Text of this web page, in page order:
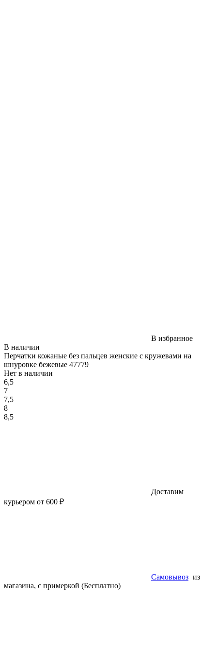
В избранное
В наличии
Перчатки кожаные без пальцев женские с кружевами на
шнуровке бежевые 47779
Нет в наличии
6,5
7
7,5
8
8,5
Доставим
курьером от 600 ₽
Самовывоз из
магазина, с примеркой (Бесплатно)